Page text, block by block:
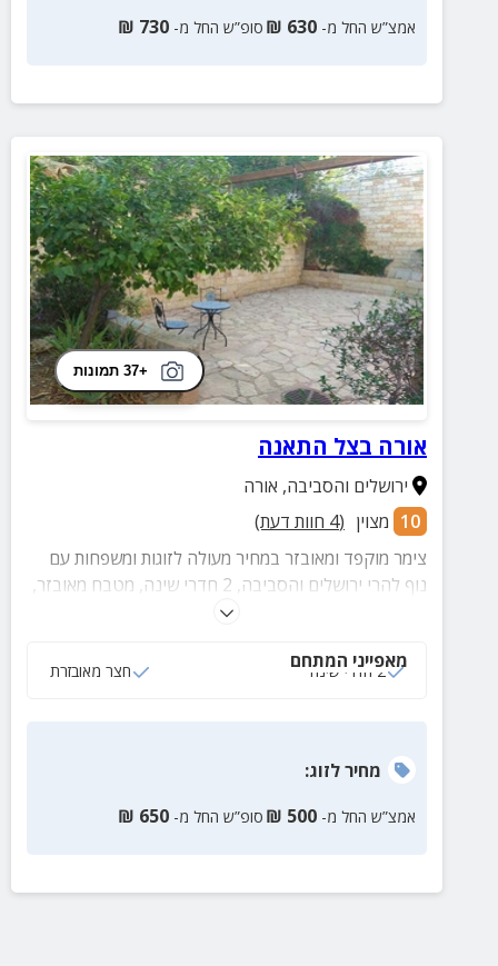
אמצ”ש החל מ- 630
₪ סופ”ש החל מ- 730
₪
+37 תמונות
אורה בצל התאנה
ירושלים והסביבה, אורה
10 מצוין (
4 חוות דעת)
צימר מוקפד ומאובזר במחיר מעולה לזוגות ומשפחות עם
נוף להרי ירושלים והסביבה, 2 חדרי שינה, מטבח מאובזר,
מאפייני המתחם
2 חדרי שינה חצר מאובזרת
מחירלזוג:
אמצ”ש החל מ- 500
₪ סופ”ש החל מ- 650
₪